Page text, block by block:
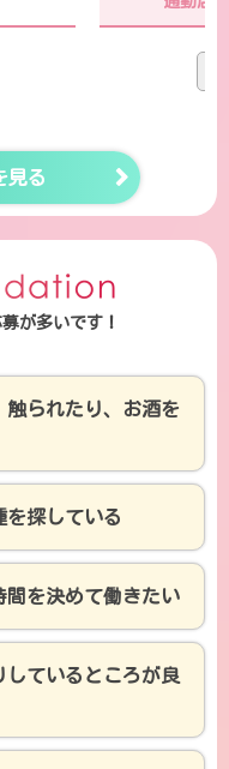
まし
ザーさ
定する
いい加減なと
て飛び出しま
でなかなか再
金もなかった
らうことに。
たちのことち
見る
が多いです！
触られたり、お酒を
を探している
間を決めて働きたい
しているところが良